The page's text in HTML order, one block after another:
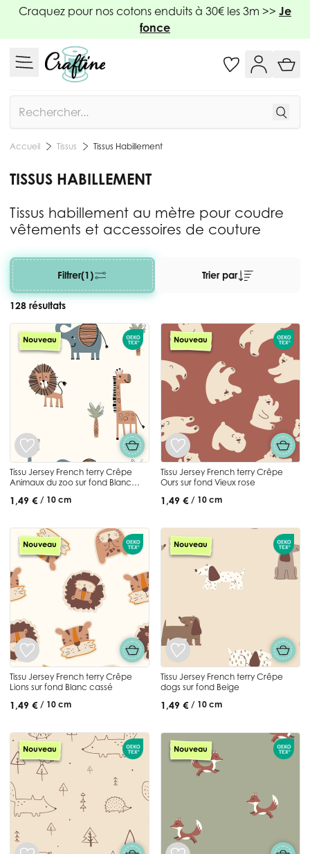
Allez au contenu
Craquez pour nos cotons enduits à 30€ les 3m >> Je
fonce
Accueil Tissus Tissus Habillement
TISSUS HABILLEMENT
Tissus habillement au mètre pour coudre
vêtements et accessoires de couture
Filtrer(1)
128 résultats
Trier par
Nouveau
Tissu Jersey French terry Crêpe
Animaux du zoo sur fond Blanc
1,49 € / 10 cm
Nouveau
Tissu Jersey French terry Crêpe
Ours sur fond Vieux rose
1,49 € / 10 cm
Nouveau
Tissu Jersey French terry Crêpe
Lions sur fond Blanc cassé
1,49 € / 10 cm
Nouveau
Tissu Jersey French terry Crêpe
dogs sur fond Beige
1,49 € / 10 cm
Nouveau Nouveau